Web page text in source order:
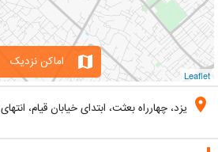
Leaflet
map اماکن نزدیک
location_on یزد، چهارراه بعثت، ابتدای خیابان قیام،